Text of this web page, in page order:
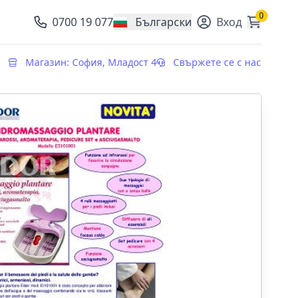
0700 19 077 Български
, change currency Вход 0
Магазин: София, Младост 4 Свържете се с нас